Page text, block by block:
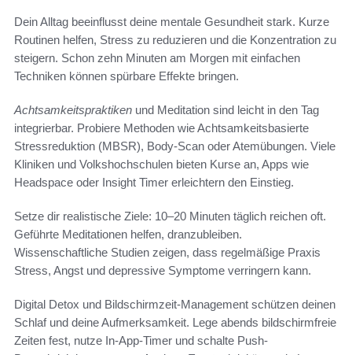
Dein Alltag beeinflusst deine mentale Gesundheit stark. Kurze
Routinen helfen, Stress zu reduzieren und die Konzentration zu
steigern. Schon zehn Minuten am Morgen mit einfachen
Techniken können spürbare Effekte bringen.
Achtsamkeitspraktiken und Meditation sind leicht in den Tag
integrierbar. Probiere Methoden wie Achtsamkeitsbasierte
Stressreduktion (MBSR), Body-Scan oder Atemübungen. Viele
Kliniken und Volkshochschulen bieten Kurse an, Apps wie
Headspace oder Insight Timer erleichtern den Einstieg.
Setze dir realistische Ziele: 10–20 Minuten täglich reichen oft.
Geführte Meditationen helfen, dranzubleiben.
Wissenschaftliche Studien zeigen, dass regelmäßige Praxis
Stress, Angst und depressive Symptome verringern kann.
Digital Detox und Bildschirmzeit-Management schützen deinen
Schlaf und deine Aufmerksamkeit. Lege abends bildschirmfreie
Zeiten fest, nutze In-App-Timer und schalte Push-